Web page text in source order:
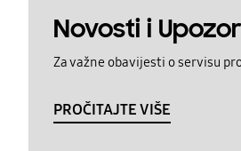
Novosti i
Za važne obavijesti o servisu
PROČITAJTE VIŠE